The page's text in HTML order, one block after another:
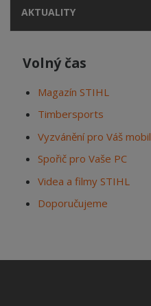
AKTUALITY
Volný čas
Magazín STIHL
Timbersports
Vyzvánění pro Váš mobil
Spořič pro Vaše PC
Videa a filmy STIHL
Doporučujeme